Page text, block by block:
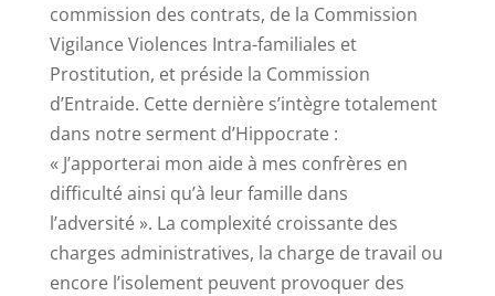
commission des contrats, de la Commission
Vigilance Violences Intra-familiales et
Prostitution, et préside la Commission
d’Entraide. Cette dernière s’intègre totalement
dans notre serment d’Hippocrate :
« J’apporterai mon aide à mes confrères en
difficulté ainsi qu’à leur famille dans
l’adversité ». La complexité croissante des
charges administratives, la charge de travail ou
encore l’isolement peuvent provoquer des